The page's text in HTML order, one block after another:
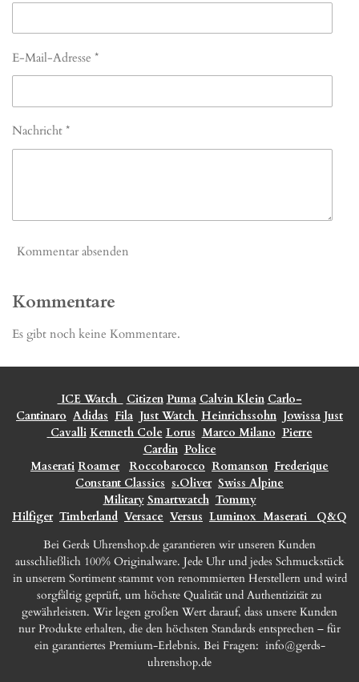
E-Mail-Adresse *
Nachricht *
Kommentar absenden
Kommentare
Es gibt noch keine Kommentare.
ICE Watch Citizen Puma Calvin Klein Carlo-
Cantinaro Adidas Fila Just Watch Heinrichssohn Jowissa Just
Cavalli Kenneth Cole Lorus Marco Milano Pierre
Cardin Police
Maserati Roamer Roccobarocco Romanson Frederique
Constant Classics s.Oliver Swiss Alpine
Military Smartwatch Tommy
Hilfiger Timberland Versace Versus Luminox Maserati
Q&Q
Bei Gerds Uhrenshop.de garantieren wir unseren Kunden
ausschließlich 100% Originalware. Jede Uhr und jedes Schmuckstück
in unserem Sortiment stammt von renommierten Herstellern und wird
sorgfältig geprüft, um höchste Qualität und Authentizität zu
gewährleisten. Wir legen großen Wert darauf, dass unsere Kunden
nur Produkte erhalten, die den höchsten Standards entsprechen – für
ein garantiertes Premium-Erlebnis. Bei Fragen: info@gerds-
uhrenshop.de